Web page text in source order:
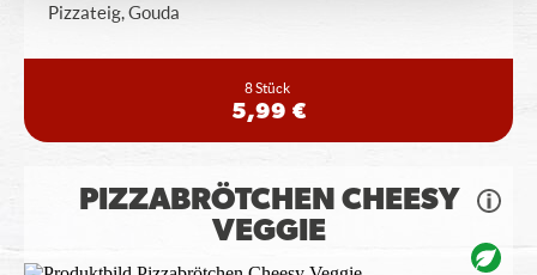
Pizzateig, Gouda
8 Stück
5,99 €
PIZZABRÖTCHEN CHEESY
VEGGIE